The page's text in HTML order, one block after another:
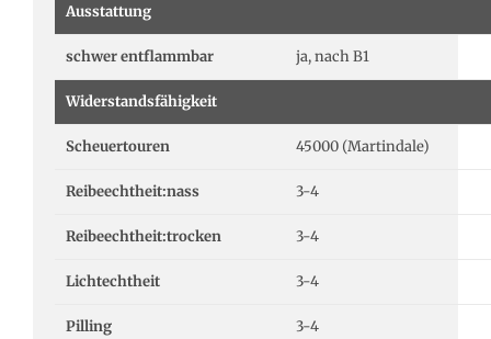
Ausstattung
schwer entflammbar ja, nach B1
Widerstandsfähigkeit
Scheuertouren 45000 (Martindale)
Reibeechtheit:nass 3-4
Reibeechtheit:trocken 3-4
Lichtechtheit 3-4
Pilling 3-4